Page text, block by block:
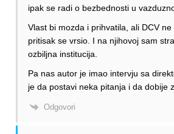
ipak se radi o bezbednosti u
Vlast bi mozda i prihvatila, ali DCV
pritisak se vrsio. I na njihovoj sam
ozbiljna institucija.
Pa nas autor je imao intervju sa
je da postavi neka pitanja i da dobije
Odgovori